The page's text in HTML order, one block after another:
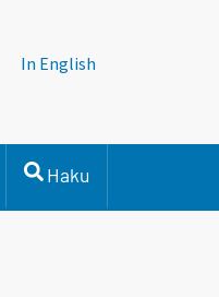
In English
Haku